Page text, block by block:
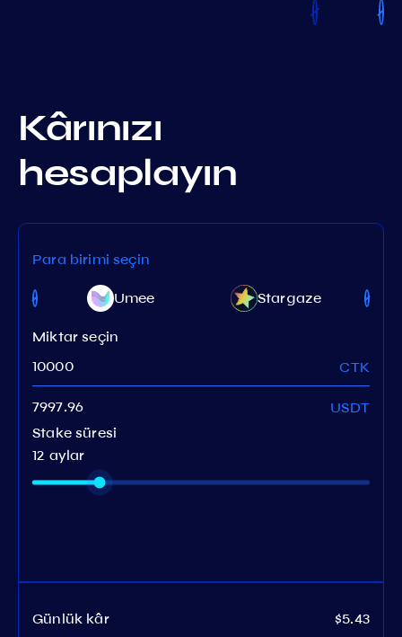
Kârınızı
hesaplayın
Para birimi seçin
Umee Stargaze
Miktar seçin
CTK
USDT
Stake süresi
12 aylar
Günlük kâr
$5.43